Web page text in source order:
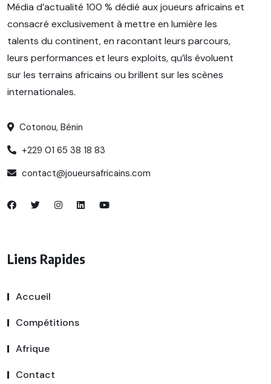
Média d’actualité 100 % dédié aux joueurs africains et
consacré exclusivement à mettre en lumière les
talents du continent, en racontant leurs parcours,
leurs performances et leurs exploits, qu’ils évoluent
sur les terrains africains ou brillent sur les scènes
internationales.
Cotonou, Bénin
+229 01 65 38 18 83
contact@joueursafricains.com
Liens Rapides
Accueil
Compétitions
Afrique
Contact